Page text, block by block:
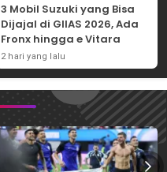
3 Mobil Suzuki yang Bisa
Dijajal di GIIAS 2026, Ada
Fronx hingga e Vitara
2 hari yang lalu